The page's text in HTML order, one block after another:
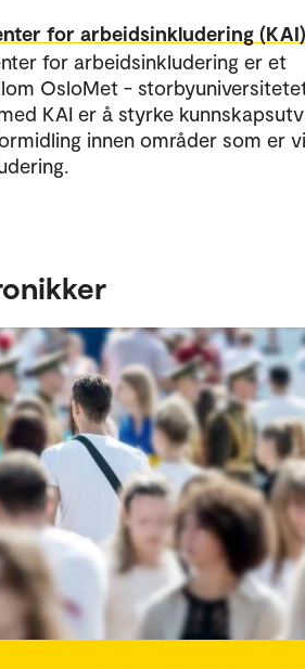
for arbeidsinkludering (KAI)
for arbeidsinkludering er et
OsloMet -
KAI er å styrke
innen områder som er